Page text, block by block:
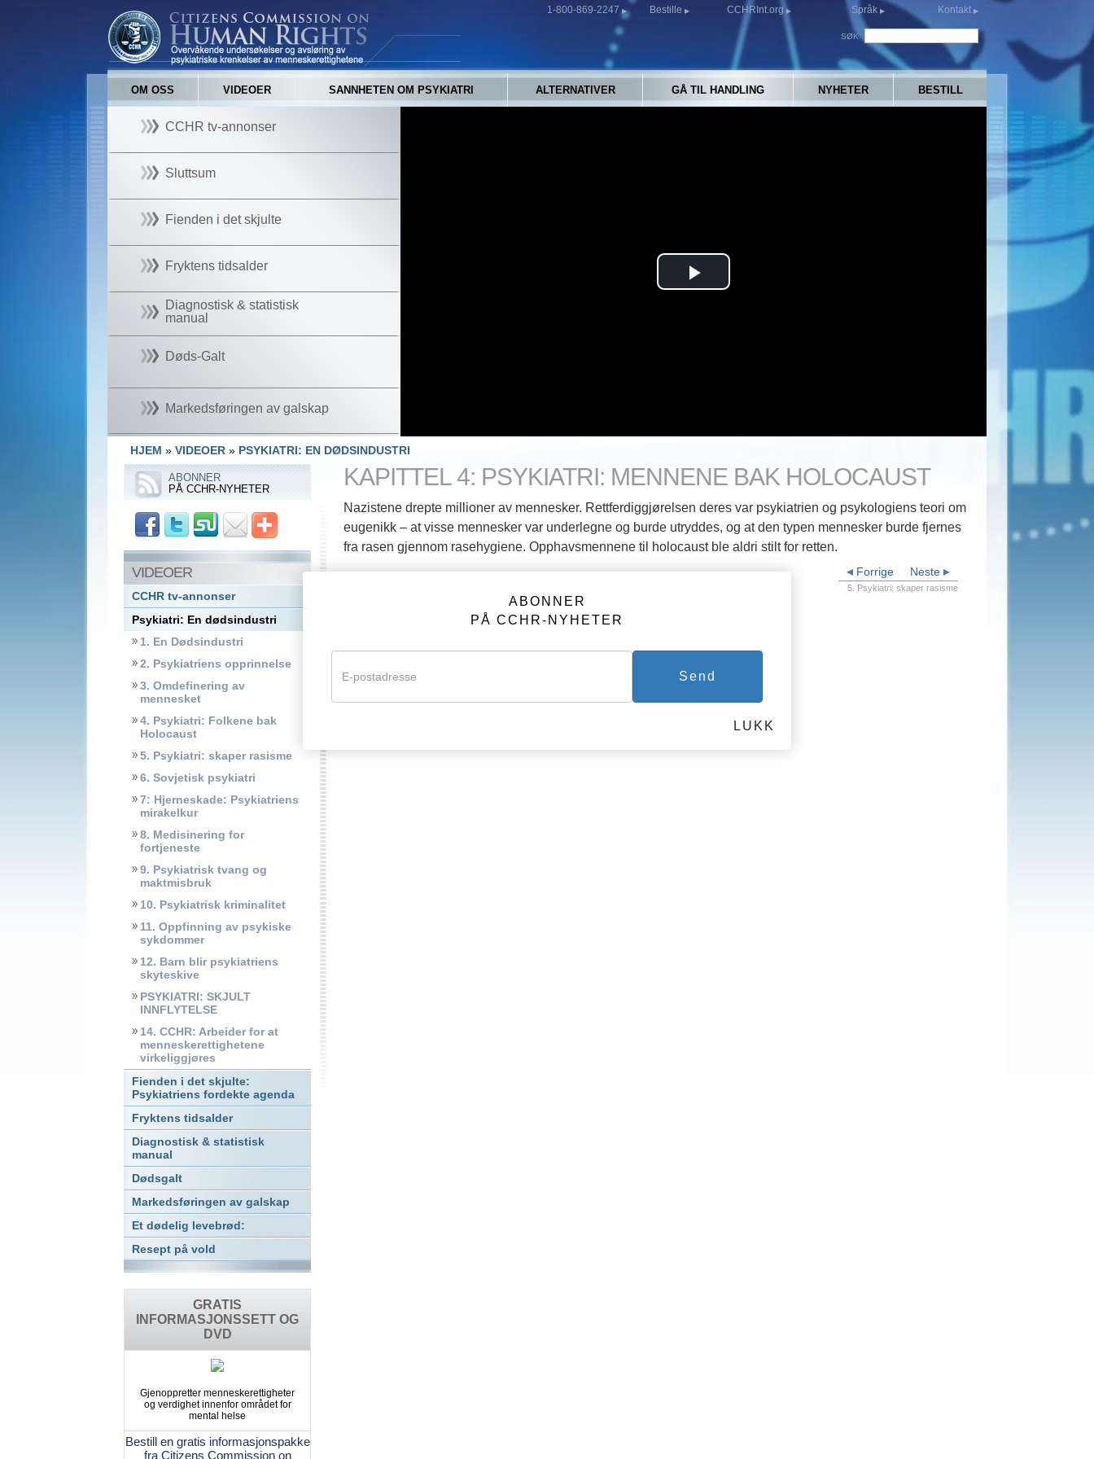
1-800-869-2247 Bestille CCHRInt.org Språk Kontakt
SØK
OM OSS VIDEOER SANNHETEN OM PSYKIATRI ALTERNATIVER GÅ TIL HANDLING NYHETER BESTILL
CCHR tv-annonser
Sluttsum
Fienden i det skjulte
Fryktens tidsalder
Diagnostisk & statistisk
manual
Døds-Galt
Markedsføringen av galskap
Play
HJEM » VIDEOER » PSYKIATRI: EN DØDSINDUSTRI
KAPITTEL 4: PSYKIATRI: MENNENE BAK HOLOCAUST
Nazistene drepte millioner av mennesker. Rettferdiggjørelsen deres var psykiatrien og psykologiens teori om
eugenikk – at visse mennesker var underlegne og burde utryddes, og at den typen mennesker burde fjernes
fra rasen gjennom rasehygiene. Opphavsmennene til holocaust ble aldri stilt for retten.
Neste
Forrige
5. Psykiatri: skaper rasisme
ABONNER
PÅ CCHR-NYHETER
VIDEOER
CCHR tv-annonser
Psykiatri: En dødsindustri
1. En Dødsindustri
2. Psykiatriens opprinnelse
3. Omdefinering av
mennesket
4. Psykiatri: Folkene bak
Holocaust
5. Psykiatri: skaper rasisme
6. Sovjetisk psykiatri
7: Hjerneskade: Psykiatriens
mirakelkur
8. Medisinering for
fortjeneste
9. Psykiatrisk tvang og
maktmisbruk
10. Psykiatrisk kriminalitet
11. Oppfinning av psykiske
sykdommer
12. Barn blir psykiatriens
skyteskive
PSYKIATRI: SKJULT
INNFLYTELSE
14. CCHR: Arbeider for at
menneskerettighetene
virkeliggjøres
Fienden i det skjulte:
Psykiatriens fordekte agenda
Fryktens tidsalder
Diagnostisk & statistisk
manual
Dødsgalt
Markedsføringen av galskap
Et dødelig levebrød:
Resept på vold
GRATIS
INFORMASJONSSETT OG
DVD
Gjenoppretter menneskerettigheter
og verdighet innenfor området for
mental helse
Bestill en gratis informasjonspakke
fra Citizens Commission on
ABONNER
PÅ CCHR-NYHETER
Send
LUKK